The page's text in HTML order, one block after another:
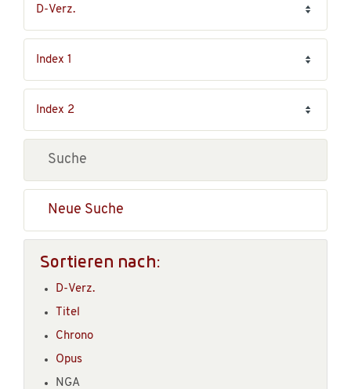
Neue Suche
Sortieren nach:
D-Verz.
Titel
Chrono
Opus
NGA